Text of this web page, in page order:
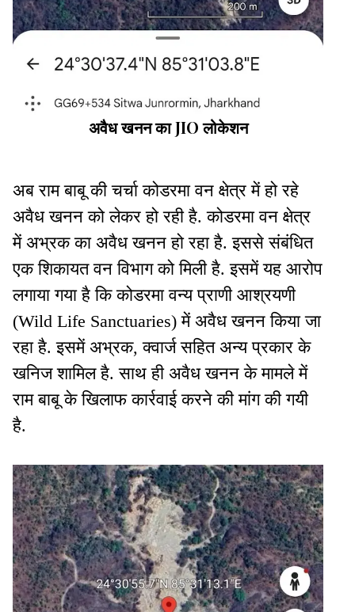
अवैध खनन का JIO लोकेशन
अब राम बाबू की चर्चा कोडरमा वन क्षेत्र में हो रहे
अवैध खनन को लेकर हो रही है. कोडरमा वन क्षेत्र
में अभ्रक का अवैध खनन हो रहा है. इससे संबंधित
एक शिकायत वन विभाग को मिली है. इसमें यह आरोप
लगाया गया है कि कोडरमा वन्य प्राणी आश्रयणी
(Wild Life Sanctuaries) में अवैध खनन किया जा
रहा है. इसमें अभ्रक, क्वार्ज सहित अन्य प्रकार के
खनिज शामिल है. साथ ही अवैध खनन के मामले में
राम बाबू के खिलाफ कार्रवाई करने की मांग की गयी
है.